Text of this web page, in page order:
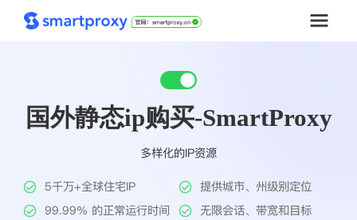
套餐购买
工具
国外静态ip购买-SmartProxy
多样化的IP资源
5千万+全球住宅IP
提供城市、州级别定位
99.99% 的正常运行时间
无限会话、带宽和目标